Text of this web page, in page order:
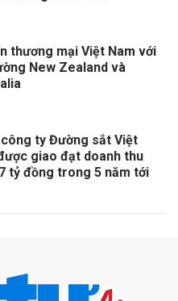
thương mại Việt Nam với
New Zealand và
ty Đường sắt Việt
giao đạt doanh thu
tỷ đồng trong 5 năm tới